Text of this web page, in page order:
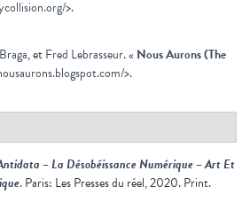
>.
, etFred Lebrasseur.« Nous Aurons (The
>.
– La Désobéissance Numérique – Art Et
. Paris: Les Presses du réel, 2020. Print.